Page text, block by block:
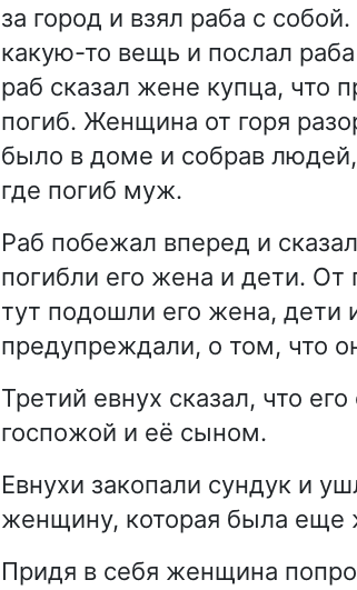
за город и взял раба с
какую-то вещь и послал
раб сказал жене купца, что
погиб. Женщина от горя
было в доме и собрав
где погиб муж.
Раб побежал вперед и
погибли его жена и дети. От
тут подошли его жена, дети
предупреждали, о том, что
Третий евнух сказал, что
госпожой и её сыном.
Евнухи закопали сундук и
женщину, которая была
Придя в себя женщина